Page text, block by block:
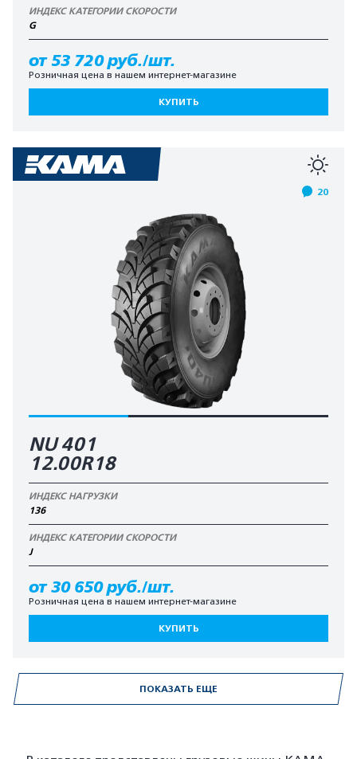
ИНДЕКС КАТЕГОРИИ СКОРОСТИ
G
от 53 720 руб./шт.
Розничная цена в нашем интернет-магазине
КУПИТЬ
20
NU 401
12.00R18
ИНДЕКС НАГРУЗКИ
136
ИНДЕКС КАТЕГОРИИ СКОРОСТИ
J
от 30 650 руб./шт.
Розничная цена в нашем интернет-магазине
КУПИТЬ
ПОКАЗАТЬ ЕЩЕ